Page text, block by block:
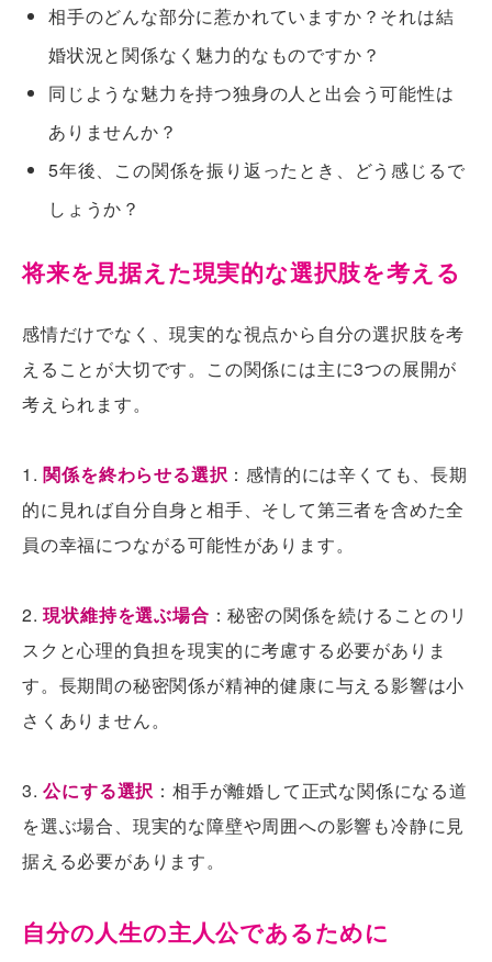
相手のどんな部分に惹かれていますか？それは結
婚状況と関係なく魅力的なものですか？
同じような魅力を持つ独身の人と出会う可能性は
ありませんか？
5年後、この関係を振り返ったとき、どう感じるで
しょうか？
将来を見据えた現実的な選択肢を考える
感情だけでなく、現実的な視点から自分の選択肢を考
えることが大切です。この関係には主に3つの展開が
考えられます。
1.関係を終わらせる選択 ：感情的には辛くても、長期
的に見れば自分自身と相手、そして第三者を含めた全
員の幸福につながる可能性があります。
2.現状維持を選ぶ場合 ：秘密の関係を続けることのリ
スクと心理的負担を現実的に考慮する必要がありま
す。長期間の秘密関係が精神的健康に与える影響は小
さくありません。
3.公にする選択 ：相手が離婚して正式な関係になる道
を選ぶ場合、現実的な障壁や周囲への影響も冷静に見
据える必要があります。
自分の人生の主人公であるために